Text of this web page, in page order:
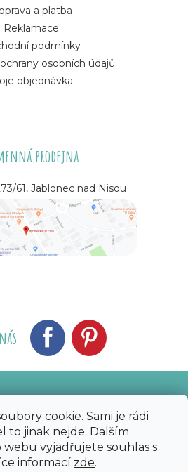
cookie. Sami je rádi
to jinak nejde. Dalším
vyjadřujete souhlas s
informací zde.
a platba
Reklamace
podmínky
osobních údajů
objednávka
prodejna
61, Jablonec nad Nisou
Bijoux Components - Svět
práva vyhrazena.